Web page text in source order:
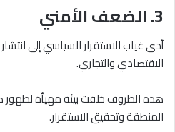
3. الضعف الأمني
أدى غياب الاستقرار السياسي إلى
الاقتصادي والتجاري.
هذه الظروف خلقت بيئة مهيأة لظهور
المنطقة وتحقيق الاستقرار.